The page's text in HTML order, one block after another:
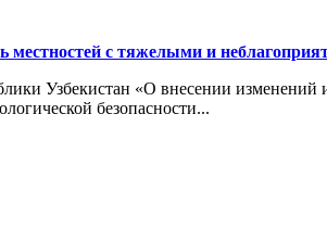
местностей с тяжелыми и
Узбекистан «О внесении
безопасности...